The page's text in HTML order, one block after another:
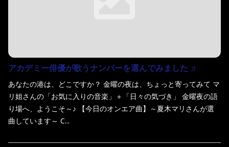
アカデミー俳優が歌うナンバーを選んでみました ♬
あなたの港は、どこですか？ 金曜の夜は、ちょっと寄ってみて マ
リ姐さんの「お気に入りの音楽」＋「日々の気づき」 金曜夜の語
り場へ、ようこそ～♪ 【今日のオンエア曲】～夏木マリさんが選
曲しています～ C...